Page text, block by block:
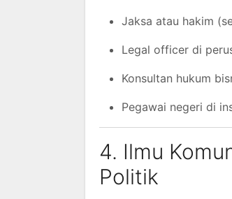
Jaksa atau hakim
Legal officer di
Konsultan hukum
Pegawai negeri di
4. Ilmu
Politik